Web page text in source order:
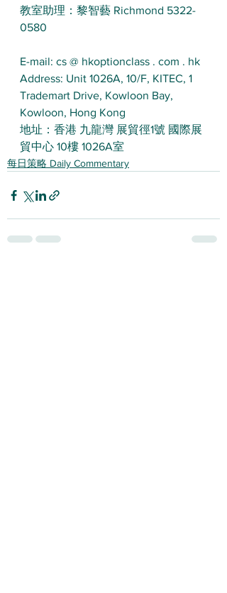
教室助理：黎智藝 Richmond 5322-
0580
E-mail: cs @ hkoptionclass . com . hk
Address: Unit 1026A, 10/F, KITEC, 1
Trademart Drive, Kowloon Bay,
Kowloon, Hong Kong
地址：香港 九龍灣 展貿徑1號 國際展
貿中心 10樓 1026A室
每日策略 Daily Commentary